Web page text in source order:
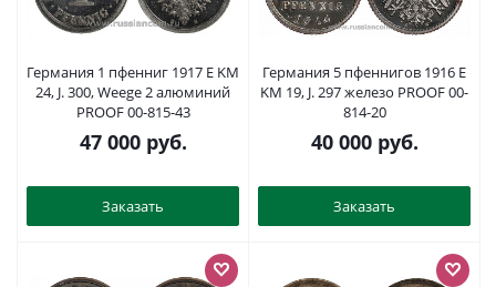
Германия 1 пфенниг 1917 E KM
24, J. 300, Weege 2 алюминий
PROOF 00-815-43
47 000руб.
Заказать
Германия 5 пфеннигов 1916 E
KM 19, J. 297 железо PROOF 00-
814-20
40 000руб.
Заказать